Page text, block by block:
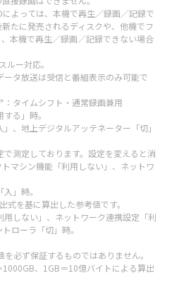
よっては、本機で再生／録画／記録で
たに発売されるディスクや、他機でフ
本機で再生／録画／記録できない場合
ルー対応。
タ放送は受信と番組表示のみ可能で
タイムシフト・通常録画兼用
る」時。
、地上デジタルアッテネーター「切」
測定しております。設定を変えると消
マシン機能「利用しない」、ネットワ
」時。
式を基に算出した参考値です。
しない」、ネットワーク連携設定「利
ローラ「切」時。
必ず保証するものではありません。
、1GB＝10億バイトによる算出